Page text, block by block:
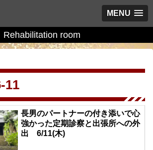
MENU
Rehabilitation room
11
長男のパートナーの付き添いで心
強かった定期診察と出張所への外
出 6/11(木)